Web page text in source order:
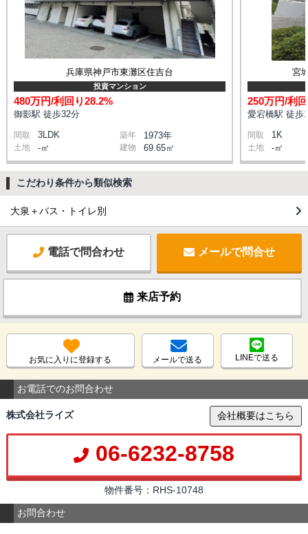
兵庫県神戸市東灘区住吉台
投資マンション
480万円/利回り28.2%
御影駅 徒歩32分
間取 3LDK 築年 1973年
土地 -㎡ 建物 69.65㎡
宮
250万円/利
愛宕橋駅 徒歩
間取 1K
土地 -㎡
こだわり条件から類似検索
大泉＋バス・トイレ別
電話で問合わせ メールで問合せ
来店予約
お気に入りに登録する メールで送る LINEで送る
お電話でのお問合わせ
株式会社ライズ 会社概要はこちら
06-6232-8758
物件番号：RHS-10748
お問合わせ